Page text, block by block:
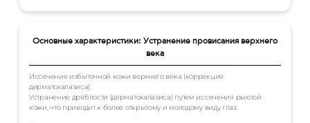
Основные характеристики: Устранение провисания верхнего
века
Иссечение избыточной кожи верхнего века (коррекция
дерматохалазиса):
Устранение дряблости (дерматохалазиса) путем иссечения рыхлой
кожи, что приводит к более открытому и молодому виду глаз.